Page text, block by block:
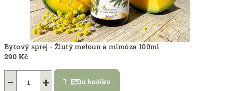
Bytový sprej - Žlutý meloun a mimóza 100ml
290 Kč
+
− Do košíku